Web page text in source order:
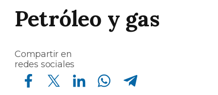
Petróleo y gas
Compartir en
redes sociales
Compartir en Facebook Compartir en Twitter Compartir en Linkedin Compartir en Whatsapp Compartir en Telegram